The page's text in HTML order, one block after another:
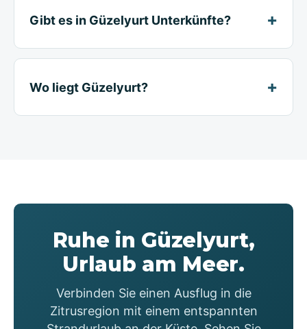
Gibt es in Güzelyurt Unterkünfte?
Wo liegt Güzelyurt?
Ruhe in Güzelyurt,
Urlaub am Meer.
Verbinden Sie einen Ausflug in die
Zitrusregion mit einem entspannten